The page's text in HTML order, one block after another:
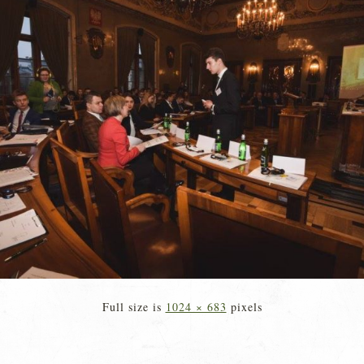
Full size is 1024 × 683 pixels